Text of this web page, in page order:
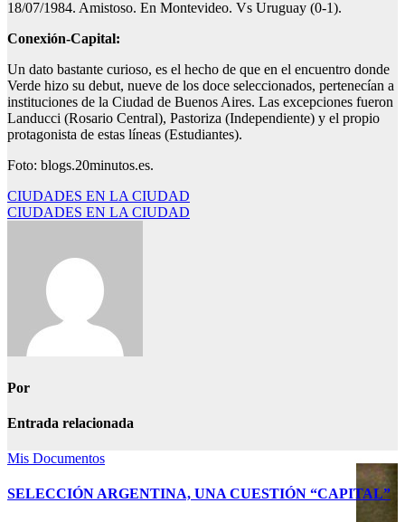
18/07/1984. Amistoso. En Montevideo. Vs Uruguay (0-1).
Conexión-Capital:
Un dato bastante curioso, es el hecho de que en el encuentro donde
Verde hizo su debut, nueve de los doce seleccionados, pertenecían a
instituciones de la Ciudad de Buenos Aires. Las excepciones fueron
Landucci (Rosario Central), Pastoriza (Independiente) y el propio
protagonista de estas líneas (Estudiantes).
Foto: blogs.20minutos.es.
Navegación
de
CIUDADES EN LA CIUDAD
CIUDADES EN LA CIUDAD
Por
Entrada relacionada
Mis Documentos
SELECCIÓN ARGENTINA, UNA CUESTIÓN “CAPITAL”